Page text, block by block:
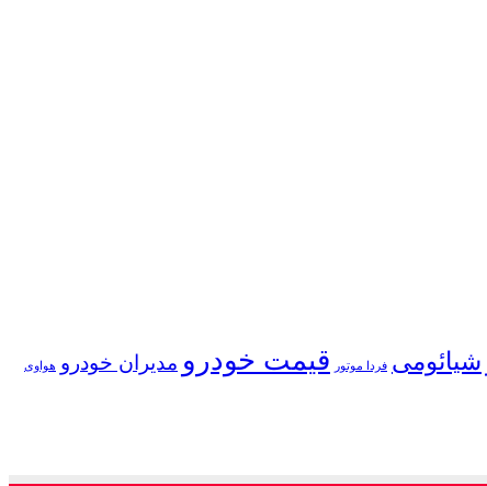
شیائومی فردا موتور قیمت خودرو مدیران خودرو هواوی